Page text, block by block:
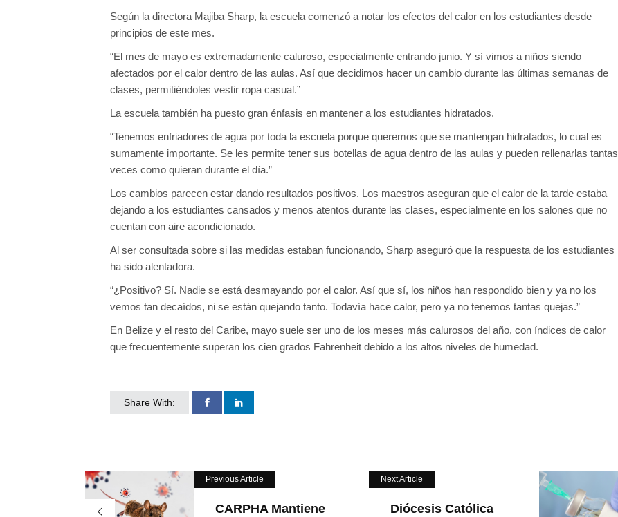
Según la directora Majiba Sharp, la escuela comenzó a notar los efectos del calor en los estudiantes desde
principios de este mes.
“El mes de mayo es extremadamente caluroso, especialmente entrando junio. Y sí vimos a niños siendo
afectados por el calor dentro de las aulas. Así que decidimos hacer un cambio durante las últimas semanas de
clases, permitiéndoles vestir ropa casual.”
La escuela también ha puesto gran énfasis en mantener a los estudiantes hidratados.
“Tenemos enfriadores de agua por toda la escuela porque queremos que se mantengan hidratados, lo cual es
sumamente importante. Se les permite tener sus botellas de agua dentro de las aulas y pueden rellenarlas tantas
veces como quieran durante el día.”
Los cambios parecen estar dando resultados positivos. Los maestros aseguran que el calor de la tarde estaba
dejando a los estudiantes cansados y menos atentos durante las clases, especialmente en los salones que no
cuentan con aire acondicionado.
Al ser consultada sobre si las medidas estaban funcionando, Sharp aseguró que la respuesta de los estudiantes
ha sido alentadora.
“¿Positivo? Sí. Nadie se está desmayando por el calor. Así que sí, los niños han respondido bien y ya no los
vemos tan decaídos, ni se están quejando tanto. Todavía hace calor, pero ya no tenemos tantas quejas.”
En Belize y el resto del Caribe, mayo suele ser uno de los meses más calurosos del año, con índices de calor
que frecuentemente superan los cien grados Fahrenheit debido a los altos niveles de humedad.
Share With:
Previous Article
CARPHA Mantiene
Next Article
Diócesis Católica